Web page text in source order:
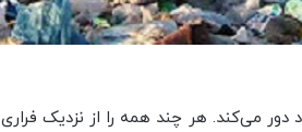
دور می‌کند. هر چند همه را از نزدیک فراری